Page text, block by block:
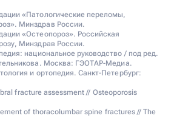
«Патологические переломы,
Минздрав России.
«Остеопороз». Российская
Минздрав России.
национальное руководство / под ред.
Москва: ГЭОТАР-Медиа.
и ортопедия. Санкт-Петербург:
fracture assessment // Osteoporosis
of thoracolumbar spine fractures // The